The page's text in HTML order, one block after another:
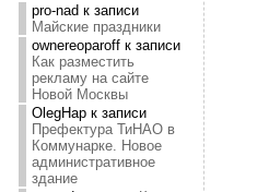
pro-nad к записи
Майские праздники
ownereoparoffк записи
Как разместить
рекламу на сайте
Новой Москвы
OlegHapк записи
Префектура ТиНАО в
Коммунарке. Новое
административное
здание